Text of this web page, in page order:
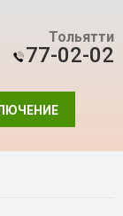
Тольятти
77-02-02